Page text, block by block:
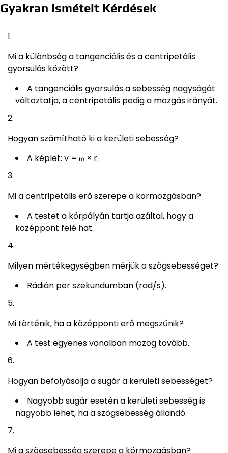
Gyakran Ismételt Kérdések
Mi a különbség a tangenciális és a centripetális
gyorsulás között?
A tangenciális gyorsulás a sebesség nagyságát
változtatja, a centripetális pedig a mozgás irányát.
Hogyan számítható ki a kerületi sebesség?
A képlet: v = ω × r.
Mi a centripetális erő szerepe a körmozgásban?
A testet a körpályán tartja azáltal, hogy a
középpont felé hat.
Milyen mértékegységben mérjük a szögsebességet?
Rádián per szekundumban (rad/s).
Mi történik, ha a középponti erő megszűnik?
A test egyenes vonalban mozog tovább.
Hogyan befolyásolja a sugár a kerületi sebességet?
Nagyobb sugár esetén a kerületi sebesség is
nagyobb lehet, ha a szögsebesség állandó.
Mi a szögsebesség szerepe a körmozgásban?